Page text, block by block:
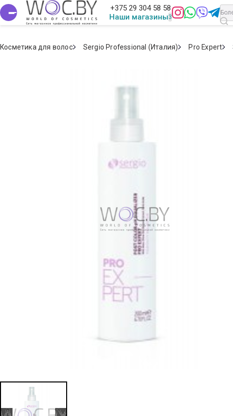
+375 29 304 58 58
Наши магазины
Косметика для волос Sergio Professional (Италия) Pro Expert